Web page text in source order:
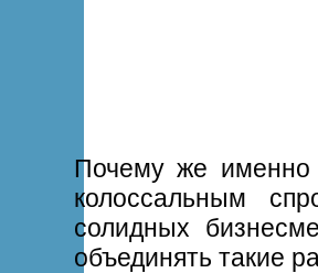
Почему же именно
колоссальным
солидных
объединять такие